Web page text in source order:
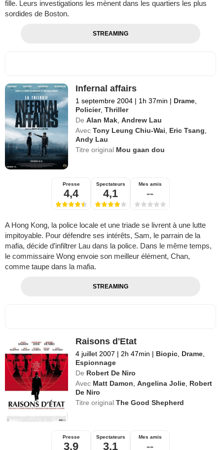
fille. Leurs investigations les mènent dans les quartiers les plus
sordides de Boston.
STREAMING
Infernal affairs
1 septembre 2004 | 1h 37min | Drame
Policier,Thriller
De Alan Mak ,Andrew Lau
Avec Tony Leung Chiu-Wai Eric Tsang
Andy Lau
Titre original Mou gaan dou
Presse
4,4
Spectateurs
4,1
Mes amis
--
A Hong Kong, la police locale et une triade se livrent à une lutte
impitoyable. Pour défendre ses intérêts, Sam, le parrain de la
mafia, décide d’infiltrer Lau dans la police. Dans le même temps,
le commissaire Wong envoie son meilleur élément, Chan,
comme taupe dans la mafia.
STREAMING
Raisons d'Etat
4 juillet 2007 | 2h 47min | Biopic Drame
Espionnage
De Robert De Niro
Avec Matt Damon ,Angelina Jolie Robert
De Niro
Titre originalThe Good Shepherd
Presse
3,9
Spectateurs
3,1
Mes amis
--